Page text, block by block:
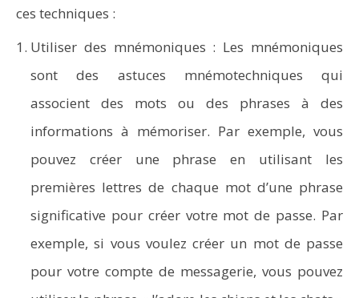
ces techniques :
Utiliser des mnémoniques : Les mnémoniques
sont des astuces mnémotechniques qui
associent des mots ou des phrases à des
informations à mémoriser. Par exemple, vous
pouvez créer une phrase en utilisant les
premières lettres de chaque mot d’une phrase
significative pour créer votre mot de passe. Par
exemple, si vous voulez créer un mot de passe
pour votre compte de messagerie, vous pouvez